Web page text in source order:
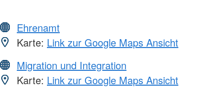
Ehrenamt
Karte: Link zur Google Maps Ansicht
Migration und Integration
Karte: Link zur Google Maps Ansicht